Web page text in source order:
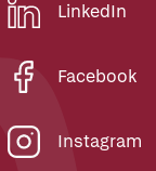
LinkedIn
Facebook
Instagram